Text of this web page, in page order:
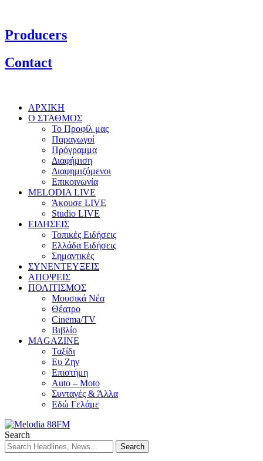
Producers
Contact
ΑΡΧΙΚΗ
Ο ΣΤΑΘΜΟΣ
Το Προφίλ μας
Παραγωγοί
Πρόγραμμα
Διαφήμιση
Διαφημιζόμενοι
Επικοινωνία
MELODIA LIVE
Άκουσε LIVE
Studio LIVE
ΕΙΔΗΣΕΙΣ
Τοπικές Ειδήσεις
Ελλάδα Ειδήσεις
Σημαντικές
ΣΥΝΕΝΤΕΥΞΕΙΣ
ΑΠΟΨΕΙΣ
ΠΟΛΙΤΙΣΜΟΣ
Μουσικά Νέα
Θέατρο
Cinema/TV
Βιβλίο
MAGAZINE
Ταξίδι
Ευ Ζην
Επιστήμη
Auto – Moto
Συνταγές & Άλλα
Εδώ Γελάμε
Search